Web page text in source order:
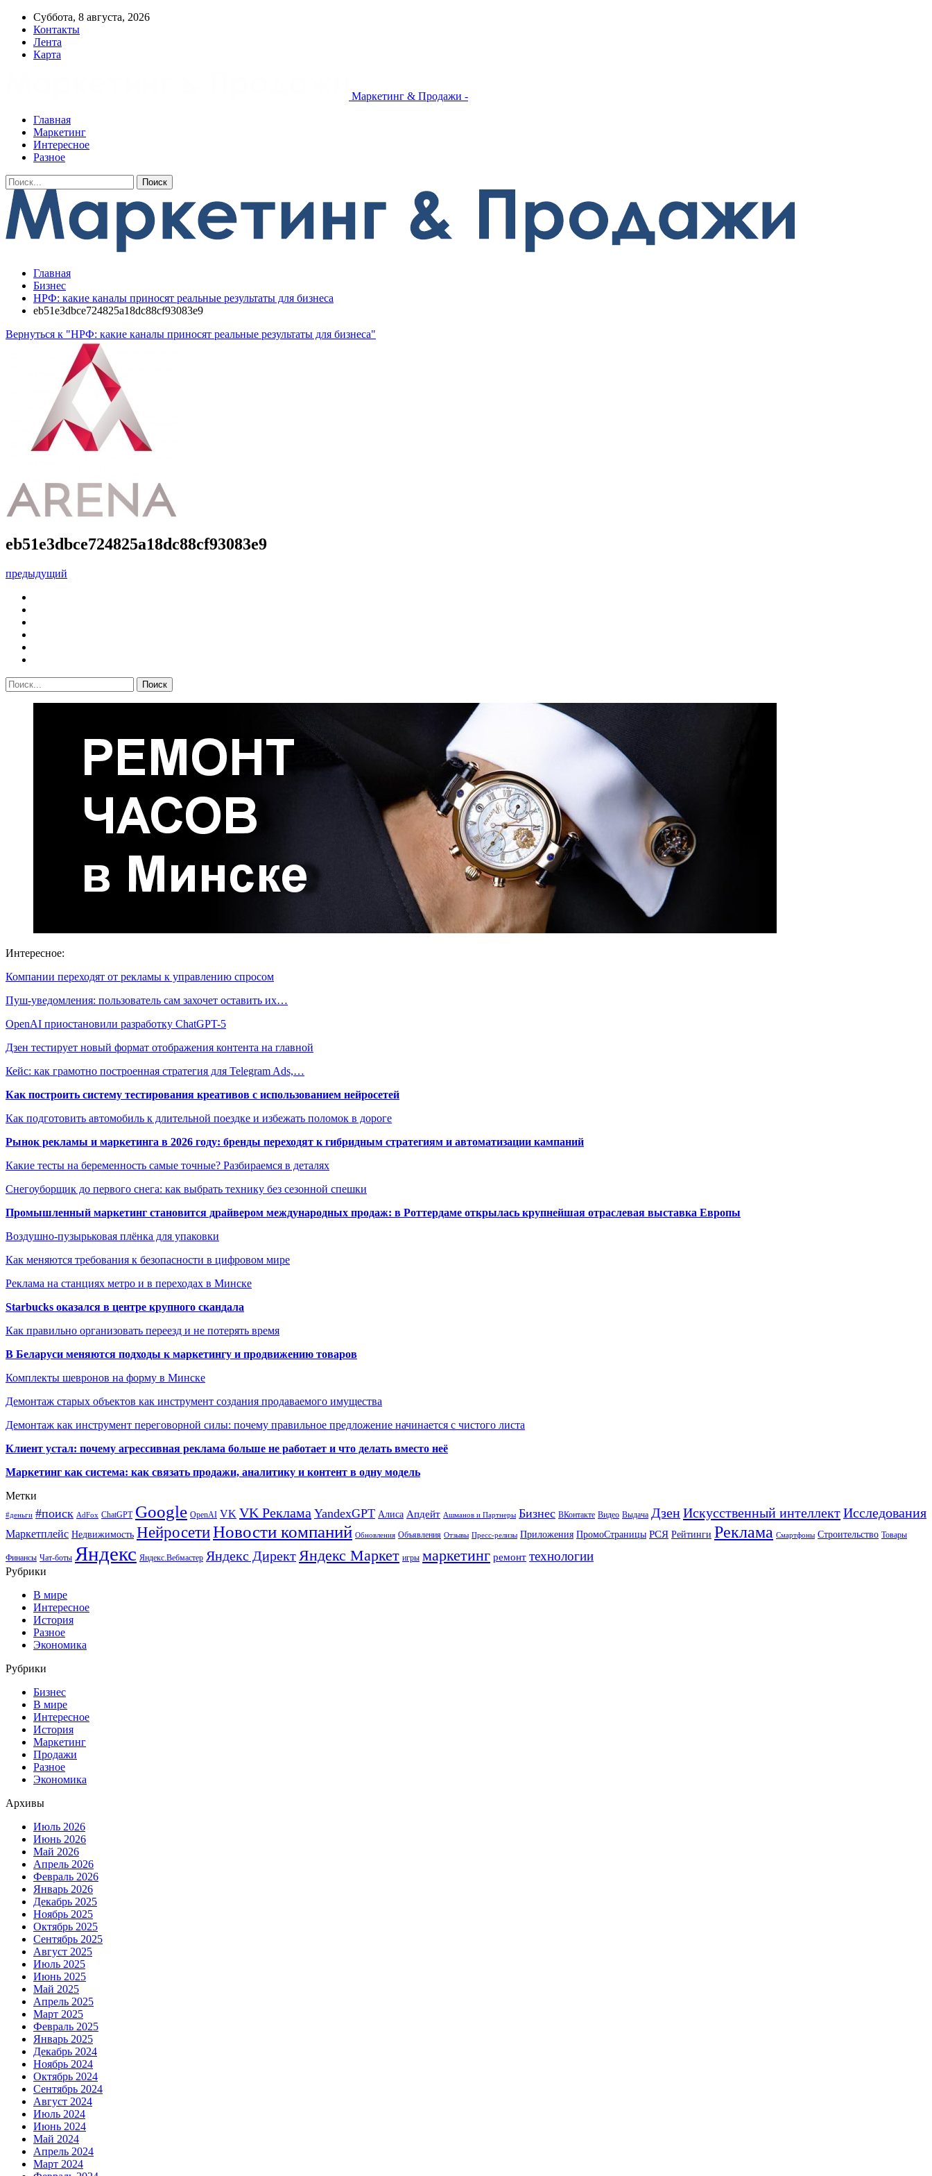
Суббота, 8 августа, 2026
Контакты
Лента
Карта
Маркетинг & Продажи -
Главная
Маркетинг
Интересное
Разное
Главная
Бизнес
НРФ: какие каналы приносят реальные результаты для бизнеса
eb51e3dbce724825a18dc88cf93083e9
Вернуться к "НРФ: какие каналы приносят реальные результаты для бизнеса"
eb51e3dbce724825a18dc88cf93083e9
предыдущий
Интересное:
Компании переходят от рекламы к управлению спросом
Пуш-уведомления: пользователь сам захочет оставить их…
OpenAI приостановили разработку ChatGPT-5
Дзен тестирует новый формат отображения контента на главной
Кейс: как грамотно построенная стратегия для Telegram Ads,…
Как построить систему тестирования креативов с использованием нейросетей
Как подготовить автомобиль к длительной поездке и избежать поломок в дороге
Рынок рекламы и маркетинга в 2026 году: бренды переходят к гибридным стратегиям и автоматизации кампаний
Какие тесты на беременность самые точные? Разбираемся в деталях
Снегоуборщик до первого снега: как выбрать технику без сезонной спешки
Промышленный маркетинг становится драйвером международных продаж: в Роттердаме открылась крупнейшая отраслевая выставка Европы
Воздушно-пузырьковая плёнка для упаковки
Как меняются требования к безопасности в цифровом мире
Реклама на станциях метро и в переходах в Минске
Starbucks оказался в центре крупного скандала
Как правильно организовать переезд и не потерять время
В Беларуси меняются подходы к маркетингу и продвижению товаров
Комплекты шевронов на форму в Минске
Демонтаж старых объектов как инструмент создания продаваемого имущества
Демонтаж как инструмент переговорной силы: почему правильное предложение начинается с чистого листа
Клиент устал: почему агрессивная реклама больше не работает и что делать вместо неё
Маркетинг как система: как связать продажи, аналитику и контент в одну модель
Метки
#деньги #поиск AdFox ChatGPT Google OpenAI VK VK Реклама YandexGPT Алиса Апдейт Ашманов и Партнеры Бизнес ВКонтакте Видео Выдача ДзенИскусственный интеллектИсследования
Маркетплейс Недвижимость НейросетиНовости компаний Обновления Объявления Отзывы Пресс-релизы Приложения ПромоСтраницы РСЯ Рейтинги Реклама Смартфоны Строительство Товары
Финансы Чат-боты Яндекс Яндекс.Вебмастер Яндекс Директ Яндекс Маркет игры маркетинг ремонт технологии
Рубрики
В мире
Интересное
История
Разное
Экономика
Рубрики
Бизнес
В мире
Интересное
История
Маркетинг
Продажи
Разное
Экономика
Архивы
Июль 2026
Июнь 2026
Май 2026
Апрель 2026
Февраль 2026
Январь 2026
Декабрь 2025
Ноябрь 2025
Октябрь 2025
Сентябрь 2025
Август 2025
Июль 2025
Июнь 2025
Май 2025
Апрель 2025
Март 2025
Февраль 2025
Январь 2025
Декабрь 2024
Ноябрь 2024
Октябрь 2024
Сентябрь 2024
Август 2024
Июль 2024
Июнь 2024
Май 2024
Апрель 2024
Март 2024